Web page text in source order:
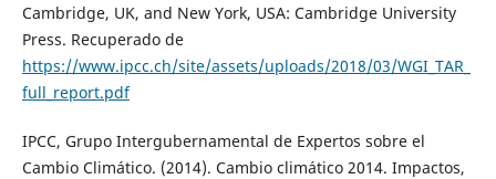
Cambridge, UK, and New York, USA: Cambridge University
Press. Recuperado de
https://www.ipcc.ch/site/assets/uploads/2018/03/WGI_TAR_
full_report.pdf
IPCC, Grupo Intergubernamental de Expertos sobre el
Cambio Climático. (2014). Cambio climático 2014. Impactos,